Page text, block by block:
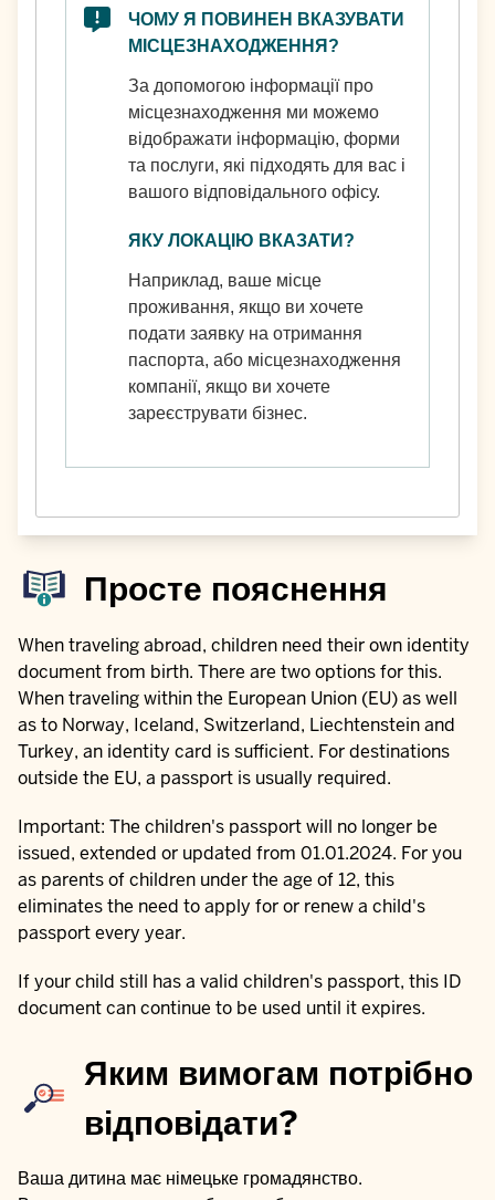
ЧОМУ Я ПОВИНЕН ВКАЗУВАТИ
МІСЦЕЗНАХОДЖЕННЯ?
За допомогою інформації про
місцезнаходження ми можемо
відображати інформацію, форми
та послуги, які підходять для вас і
вашого відповідального офісу.
ЯКУ ЛОКАЦІЮ ВКАЗАТИ?
Наприклад, ваше місце
проживання, якщо ви хочете
подати заявку на отримання
паспорта, або місцезнаходження
компанії, якщо ви хочете
зареєструвати бізнес.
Просте пояснення
When traveling abroad, children need their own identity
document from birth. There are two options for this.
When traveling within the European Union (EU) as well
as to Norway, Iceland, Switzerland, Liechtenstein and
Turkey, an identity card is sufficient. For destinations
outside the EU, a passport is usually required.
Important: The children's passport will no longer be
issued, extended or updated from 01.01.2024. For you
as parents of children under the age of 12, this
eliminates the need to apply for or renew a child's
passport every year.
If your child still has a valid children's passport, this ID
document can continue to be used until it expires.
Яким вимогам потрібно
відповідати?
Ваша дитина має німецьке громадянство.